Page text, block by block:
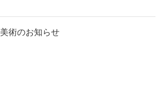
美術のお知らせ